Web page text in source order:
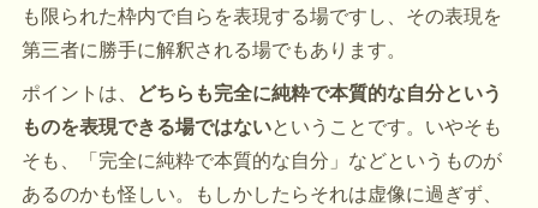
も限られた枠内で自らを表現する場ですし、その表現を
第三者に勝手に解釈される場でもあります。
ポイントは、 どちらも完全に純粋で本質的な自分という
ものを表現できる場ではないということです。いやそも
そも、「完全に純粋で本質的な自分」などというものが
あるのかも怪しい。もしかしたらそれは虚像に過ぎず、